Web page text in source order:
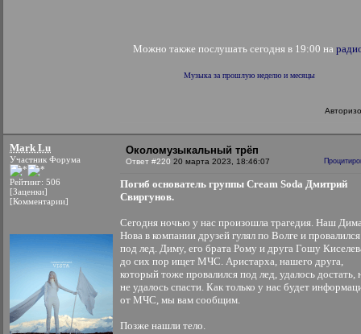
Можно также послушать сегодня в 19:00 на
Музыка за прошлую неделю и месяцы
Mark Lu
Участник Форума
Рейтинг: 506
[Заценки]
[Комментарии]
Околомузыкальный трёп
Ответ #220 20 марта 2023, 18:46:07
Погиб основатель группы Сream Soda Дмитрий
Свиргунов.
Сегодня ночью у нас произошла трагедия. Наш
Нова в компании друзей гулял по Волге и провалился
под лед. Диму, его брата Рому и друга Гошу
до сих пор ищет МЧС. Аристарха, нашего друга,
который тоже провалился под лед, удалось достать,
не удалось спасти. Как только у нас будет
от МЧС, мы вам сообщим.
Позже нашли тело.